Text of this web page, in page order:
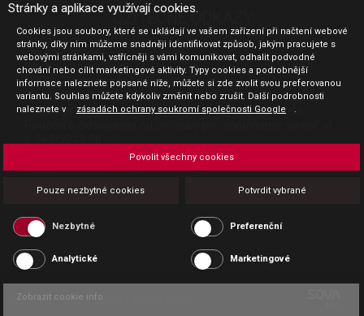
UŽITEČNÉ ODKAZY
Jak nakupovat
Obchodní podmínky
GDPR - ochrana osobních údajů
Profil zadavatele
Sdělení před uzavřením kupní smlouvy pro spotřebitele
Platba
Povinná publicita
Copyright CESK 2026 |
Stránky a aplikace využívají cookies.
Cookies jsou soubory, které se ukládají ve vašem zařízení při načtení webové
stránky, díky nim můžeme snadněji identifikovat způsob, jakým pracujete s
webovými stránkami, vstřícněji s vámi komunikovat, odhalit podvodné
chování nebo cílit marketingové aktivity. Typy cookies a podrobnější
informace naleznete popsané níže, můžete si zde zvolit svou preferovanou
variantu. Souhlas můžete kdykoliv změnit nebo zrušit. Další podrobnosti
naleznete v
zásadách ochrany soukromí společnosti Google .
Pouze nezbytné cookies Potvrdit vybrané
Povolit všechny cookies
Nezbytné Preferenční
Analytické Marketingové
Zobrazit cookie info